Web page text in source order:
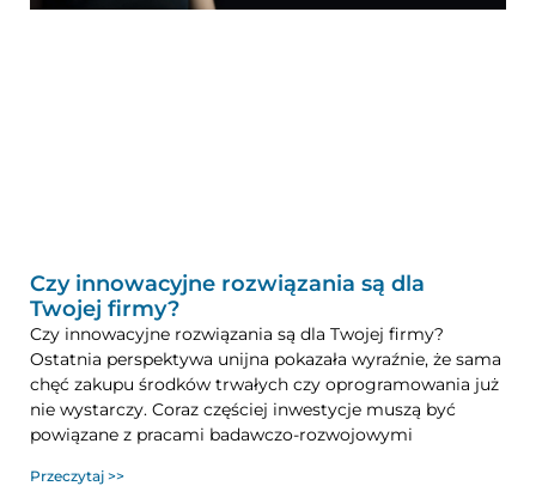
Czy innowacyjne rozwiązania są dla
Twojej firmy?
Czy innowacyjne rozwiązania są dla Twojej firmy?
Ostatnia perspektywa unijna pokazała wyraźnie, że sama
chęć zakupu środków trwałych czy oprogramowania już
nie wystarczy. Coraz częściej inwestycje muszą być
powiązane z pracami badawczo-rozwojowymi
Przeczytaj >>